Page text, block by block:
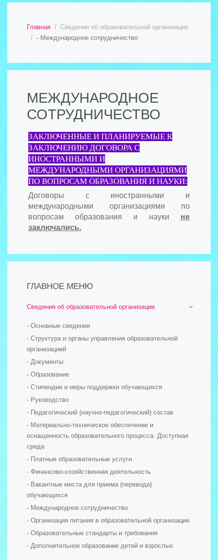
Главная
Сведения об образовательной организации
- Международное сотрудничество
МЕЖДУНАРОДНОЕ
СОТРУДНИЧЕСТВО
ЗАКЛЮЧЕННЫЕ И ПЛАНИРУЕМЫЕ К
ЗАКЛЮЧЕНИЮ ДОГОВОРА С
ИНОСТРАННЫМИ И
МЕЖДУНАРОДНЫМИ ОРГАНИЗАЦИЯМИ
ПО ВОПРОСАМ ОБРАЗОВАНИЯ И НАУКИ:
Договоры с иностранными и
международными организациями по
вопросам образования и науки не
заключались.
ГЛАВНОЕ МЕНЮ
Сведения об образовательной организации
- Основные сведения
- Структура и органы управления образовательной
организацией
- Документы
- Образование
- Стипендии и меры поддержки обучающихся
- Руководство
- Педагогический (научно-педагогический) состав
- Материально-техническое обеспечение и
оснащенность образовательного процесса. Доступная
среда
- Платные образовательные услуги
- Финансово-хозяйственная деятельность
- Вакантные места для приема (перевода)
обучающихся
- Международное сотрудничество
- Организация питания в образовательной организации
- Образовательные стандарты и требования
- Дополнительное образование детей и взрослых